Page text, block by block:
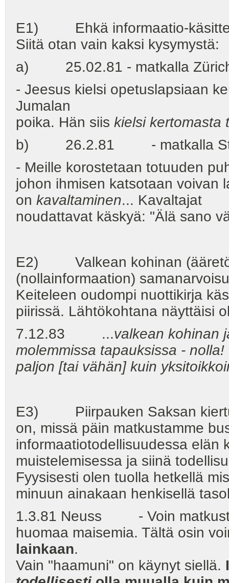
E1) Ehkä informaatio-
Siitä otan vain kaksi kysymystä:
a) 25.02.81 - matkalla
- Jeesus kielsi opetuslapsiaan
Jumalan
poika. Hän siis kielsi kertomasta
b) 26.2.81 - matkalla
- Meille korostetaan totuuden
johon ihmisen katsotaan voivan
on kavaltaminen... Kavaltajat
noudattavat käskyä: "Älä sano
E2) Valkean kohinan
(nollainformaation)
Keiteleen oudompi nuottikirja
piirissä. Lähtökohtana näyttäisi
7.12.83 ...valkean kohinan
molemmissa tapauksissa -
paljon [tai vähän] kuin
E3) Piirpauken Saksan
on, missä päin matkustamme
informaatiotodellisuudessa elän
muistelemisessa ja siinä
Fyysisesti olen tuolla hetkellä
minuun ainakaan henkisellä
1.3.81 Neuss - Voin
huomaa maisemia. Tältä osin
lainkaan.
Vain "haamuni" on käynyt siellä.